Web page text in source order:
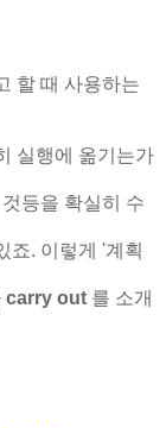
할 때 사용하는
실행에 옮기는가
등을 확실히 수
죠. 이렇게 '계획
carry out 를 소개